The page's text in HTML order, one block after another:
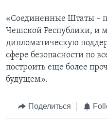
«Соединенные Штаты –
Чешской Республики, и
дипломатическую
сфере безопасности по
построить еще более
будущем».
Поделиться